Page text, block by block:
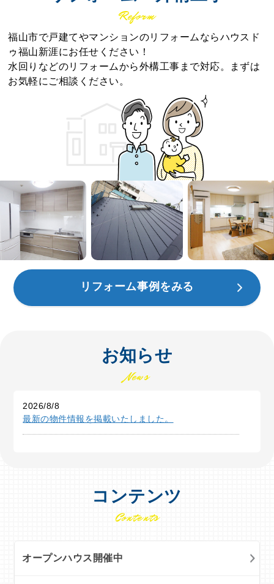
Reform
福山市で戸建てやマンションのリフォームならハウスド
ゥ福山新涯にお任せください！
水回りなどのリフォームから外構工事まで対応。まずは
お気軽にご相談ください。
リフォーム事例をみる
お知らせ
News
2026/8/8
最新の物件情報を掲載いたしました。
コンテンツ
Contents
オープンハウス開催中